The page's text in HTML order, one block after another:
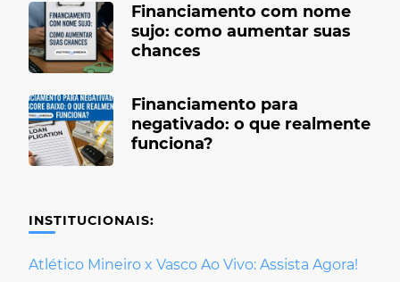
Financiamento com nome
sujo: como aumentar suas
chances
Financiamento para
negativado: o que realmente
funciona?
INSTITUCIONAIS:
Atlético Mineiro x Vasco Ao Vivo: Assista Agora!